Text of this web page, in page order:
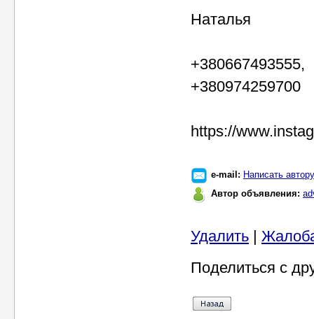
Наталья
+380667493555,
+380974259700
https://
e-mail: Написать автору
Автор объявления:
Удалить |
Поделиться с